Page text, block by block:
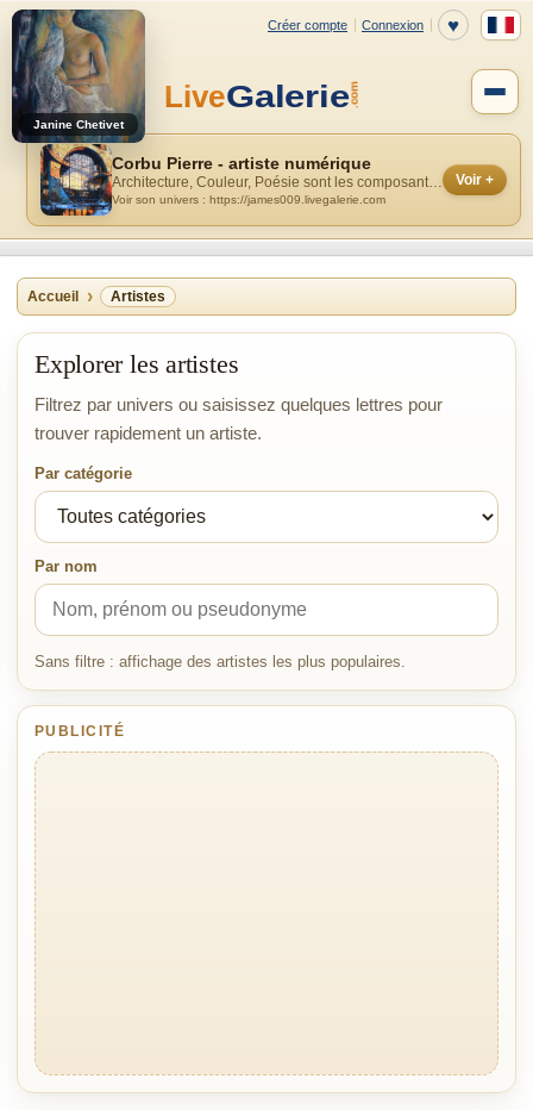
Janine Chetivet
Corbu Pierre - artiste numérique
Voir son univers : https://james009.livegalerie.com
Voir +
Accueil Artistes
Explorer les artistes
Filtrez par univers ou saisissez quelques lettres pour
trouver rapidement un artiste.
Par catégorie
Par nom
Sans filtre : affichage des artistes les plus populaires.
PUBLICITÉ